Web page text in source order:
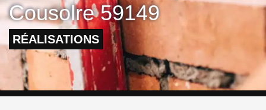
Cousolre 59149
RÉALISATIONS